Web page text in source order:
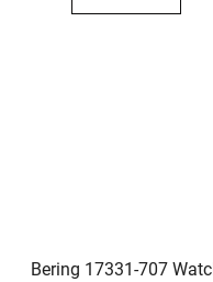
Bering 17331-707 Watch